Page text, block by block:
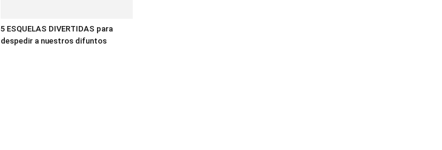
5 ESQUELAS DIVERTIDAS para
despedir a nuestros difuntos